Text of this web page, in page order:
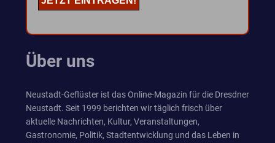
Über uns
Neustadt-Geflüster ist das Online-Magazin für die Dresdner
Neustadt. Seit 1999 berichten wir täglich frisch über
aktuelle Nachrichten, Kultur, Veranstaltungen,
Gastronomie, Politik, Stadtentwicklung und das Leben in